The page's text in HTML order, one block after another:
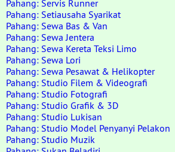
Pahang: Servis Runner
Pahang: Setiausaha Syarikat
Pahang: Sewa Bas & Van
Pahang: Sewa Jentera
Pahang: Sewa Kereta Teksi Limo
Pahang: Sewa Lori
Pahang: Sewa Pesawat & Helikopter
Pahang: Studio Filem & Videografi
Pahang: Studio Fotografi
Pahang: Studio Grafik & 3D
Pahang: Studio Lukisan
Pahang: Studio Model Penyanyi Pelakon
Pahang: Studio Muzik